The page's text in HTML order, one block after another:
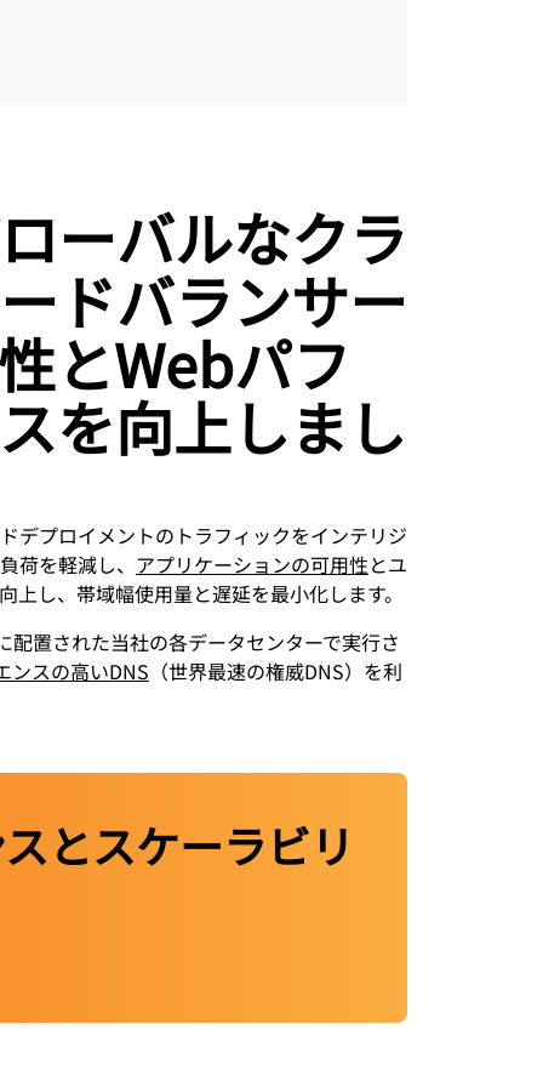
ーバルなクラ
ドバランサー
とWebパフ
を向上しまし
デプロイメントのトラフィックをインテリジ
荷を軽減し、 アプリケーションの可用性とユ
上し、帯域幅使用量と遅延を最小化します。
配置された当社の各データセンターで実行さ
ンスの高いDNS （世界最速の権威DNS）を利
とスケーラビリ